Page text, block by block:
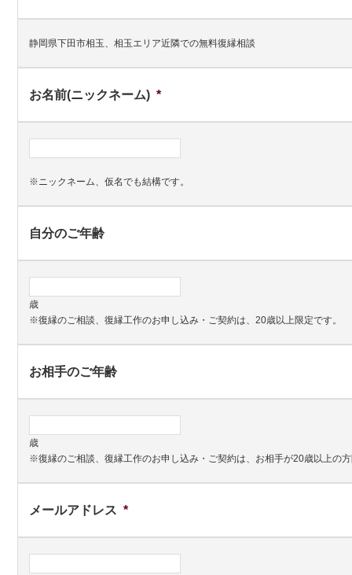
静岡県下田市相玉、相玉エリア近隣での無料復縁相談
お名前(ニックネーム) *
※ニックネーム、仮名でも結構です。
自分のご年齢
歳
※復縁のご相談、復縁工作のお申し込み・ご契約は、20歳以上限定です。
お相手のご年齢
歳
※復縁のご相談、復縁工作のお申し込み・ご契約は、お相手が20歳以上の
メールアドレス *